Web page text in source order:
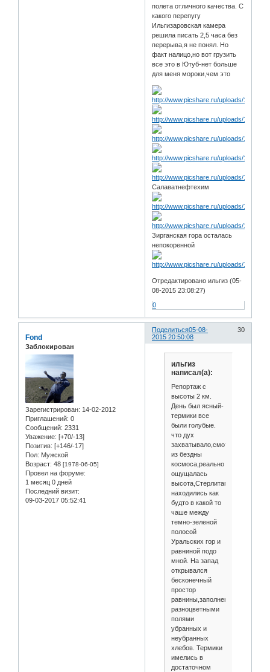
полета отличного качества. С
какого перепугу
Ильгизаровская камера
решила писать 2,5 часа без
перерыва,я не понял. Но
факт налицо,но вот грузить
все это в Ютуб-нет больше
для меня мороки,чем это
Салаватнефтехим
Зирганская гора осталась
непокоренной
Отредактировано ильгиз (05-
08-2015 23:08:27)
0
Поделиться 30
05-08-
2015 20:50:08
Fond
Заблокирован
Зарегистрирован: 14-02-2012
Приглашений: 0
Сообщений: 2331
Уважение: [+70/-13]
Позитив: [+146/-17]
Пол: Мужской
Возраст: 48 [1978-06-05]
Провел на форуме:
1 месяц 0 дней
Последний визит:
09-03-2017 05:52:41
ильгиз
написал(а):
Репортаж с
высоты 2 км.
День был ясный-
термики все
были голубые.
что дух
захватывало,смотрел,как
из бездны
космоса,реально
ощущалась
находились как
будто в какой то
чаше между
темно-зеленой
полосой
Уральских гор и
равниной подо
мной. На запад
открывался
бесконечный
простор
равнины,заполненной
разноцветными
полями
убранных и
неубранных
хлебов. Термики
имелись в
достаточном